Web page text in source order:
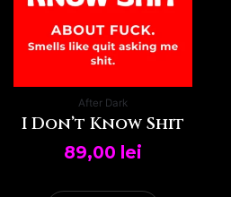
After Dark
I Don’t Know Shit
89,00 lei